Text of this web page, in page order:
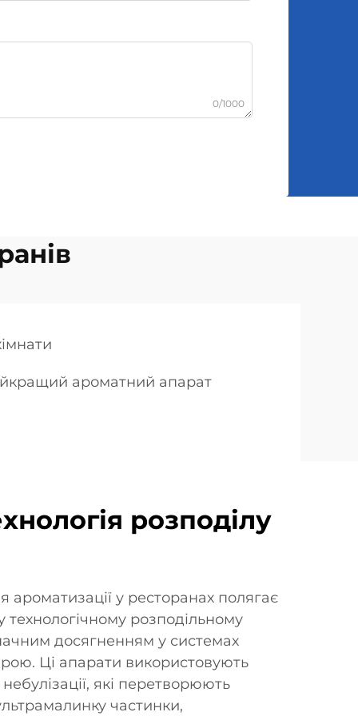
0/1000
ароматний апарат
розподілу
ароматизації у ресторанах полягає
технологічному розподільному
досягненням у системах
Ці апарати використовують
небулізації, які перетворюють
частинки,